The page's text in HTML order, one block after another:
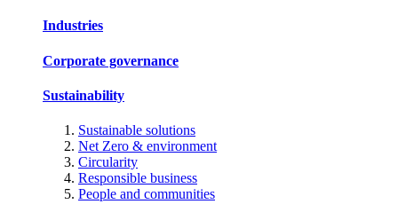
Industries
Corporate governance
Sustainability
Sustainable solutions
Net Zero & environment
Circularity
Responsible business
People and communities